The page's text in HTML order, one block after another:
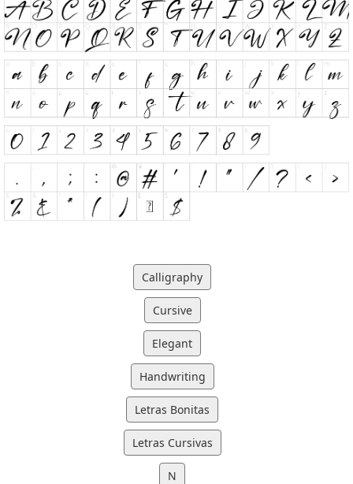
Calligraphy
Cursive
Elegant
Handwriting
Letras Bonitas
Letras Cursivas
N